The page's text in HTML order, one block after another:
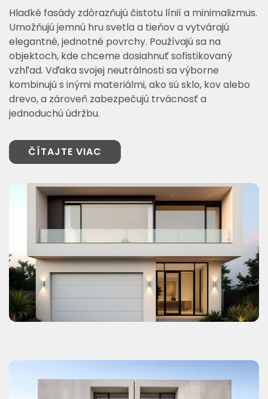
Hladké fasády zdôrazňujú čistotu línií a minimalizmus.
Umožňujú jemnú hru svetla a tieňov a vytvárajú
elegantné, jednotné povrchy. Používajú sa na
objektoch, kde chceme dosiahnuť sofistikovaný
vzhľad. Vďaka svojej neutrálnosti sa výborne
kombinujú s inými materiálmi, ako sú sklo, kov alebo
drevo, a zároveň zabezpečujú trvácnosť a
jednoduchú údržbu.
ČÍTAJTE VIAC